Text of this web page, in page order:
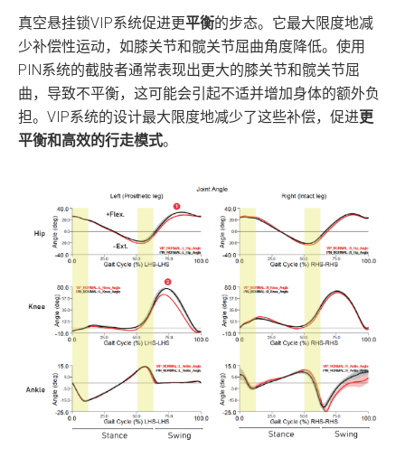
真空悬挂锁VIP系统促进更平衡的步态。它最大限度地减
少补偿性运动，如膝关节和髋关节屈曲角度降低。使用
PIN系统的截肢者通常表现出更大的膝关节和髋关节屈
曲，导致不平衡，这可能会引起不适并增加身体的额外负
担。VIP系统的设计最大限度地减少了这些补偿，促进更
平衡和高效的行走模式。